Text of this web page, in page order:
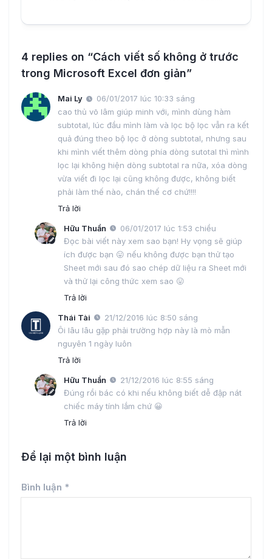
4 replies on “Cách viết số không ở trước
trong Microsoft Excel đơn giản”
Mai Ly
06/01/2017 lúc 10:33 sáng
cao thủ võ lâm giúp minh với, mình dùng hàm
subtotal, lúc đầu mình làm và lọc bộ lọc vẫn ra kết
quả đúng theo bộ lọc ở dòng subtotal, nhưng sau
khi mình viết thêm dòng phía dòng sutotal thì mình
lọc lại không hiện dòng subtotal ra nữa, xóa dòng
vừa viết đi lọc lại cũng không được, không biết
phải làm thế nào, chán thế cơ chứ!!!!
Trả lời
Hữu Thuần
06/01/2017 lúc 1:53 chiều
Đọc bài viết này xem sao bạn! Hy vọng sẽ giúp
ích được bạn 😛 nếu không được bạn thử tạo
Sheet mới sau đó sao chép dữ liệu ra Sheet mới
và thử lại công thức xem sao 😛
Trả lời
Thái Tài
21/12/2016 lúc 8:50 sáng
Ôi lâu lâu gặp phải trường hợp này là mò mẫn
nguyên 1 ngày luôn
Trả lời
Hữu Thuần
21/12/2016 lúc 8:55 sáng
Đúng rồi bác có khi nếu không biết dễ đập nát
chiếc máy tính lắm chứ 😀
Trả lời
Để lại một bình luận
Bình luận *